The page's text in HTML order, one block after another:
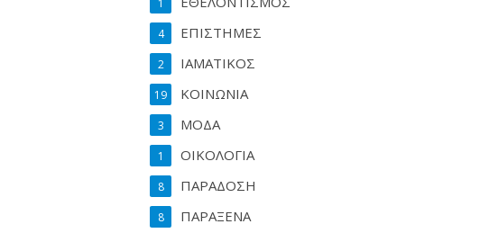
1
ΕΠΙΣΤΗΜΕΣ
4
ΙΑΜΑΤΙΚΟΣ
2
ΚΟΙΝΩΝΙΑ
19
ΜΟΔΑ
3
ΟΙΚΟΛΟΓΙΑ
1
ΠΑΡΑΔΟΣΗ
8
ΠΑΡΑΞΕΝΑ
8